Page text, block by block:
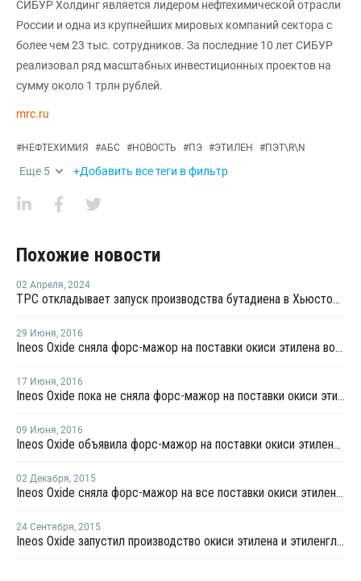
СИБУР Холдинг является лидером нефтехимической отрасли
России и одна из крупнейших мировых компаний сектора с
более чем 23 тыс. сотрудников. За последние 10 лет СИБУР
реализовал ряд масштабных инвестиционных проектов на
сумму около 1 трлн рублей.
mrc.ru
#НЕФТЕХИМИЯ #АБС #НОВОСТЬ #ПЭ #ЭТИЛЕН #ПЭТ\R\N
Еще 5 +Добавить все теги в фильтр
Похожие новости
02 Апреля, 2024
TPC откладывает запуск производства бутадиена в Хьюстоне до третьего квартала
29 Июня, 2016
Ineos Oxide сняла форс-мажор на поставки окиси этилена во французской Лавере
17 Июня, 2016
Ineos Oxide пока не сняла форс-мажор на поставки окиси этилена во французской Лавере
09 Июня, 2016
Ineos Oxide объявила форс-мажор на поставки окиси этилена во французской Лавере
02 Декабря, 2015
Ineos Oxide сняла форс-мажор на все поставки окиси этилена в Европе
24 Сентября, 2015
Ineos Oxide запустил производство окиси этилена и этиленгликоля в Германии